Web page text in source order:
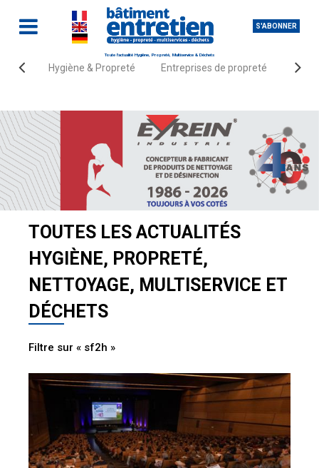
S'ABONNER
Toute l'actualité Hygiène, Propreté, Multiservice & Déchets
Hygiène & Propreté Entreprises de propreté
Accueil Actualités
TOUTES LES ACTUALITÉS
HYGIÈNE, PROPRETÉ,
NETTOYAGE, MULTISERVICE ET
DÉCHETS
Filtre sur « sf2h »